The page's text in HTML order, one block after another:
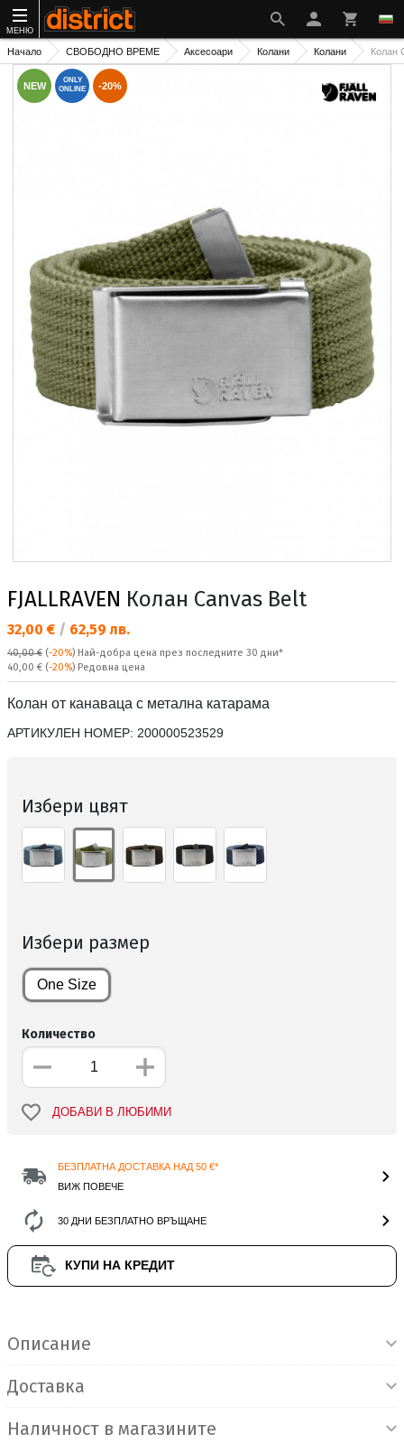
МЕНЮ
Начало СВОБОДНО ВРЕМЕ Аксесоари Колани Колани Колан
NEW
ONLY
ONLINE
-20%
FJALLRAVEN Колан Canvas Belt
Текуща цена:
32,00 € / 62,59 лв.
40,00 € (-20%) Най-добра цена през последните 30 дни*
Редовна цена:
40,00 € (-20%) Редовна цена
Колан от канаваца с метална катарама
АРТИКУЛЕН НОМЕР: 200000523529
Избери цвят
Избери размер
One Size
Количество
ДОБАВИ В ЛЮБИМИ
БЕЗПЛАТНА ДОСТАВКА НАД 50 €*
ВИЖ ПОВЕЧЕ
30 ДНИ БЕЗПЛАТНО ВРЪЩАНЕ
КУПИ НА КРЕДИТ
Описание
Доставка
Наличност в магазините